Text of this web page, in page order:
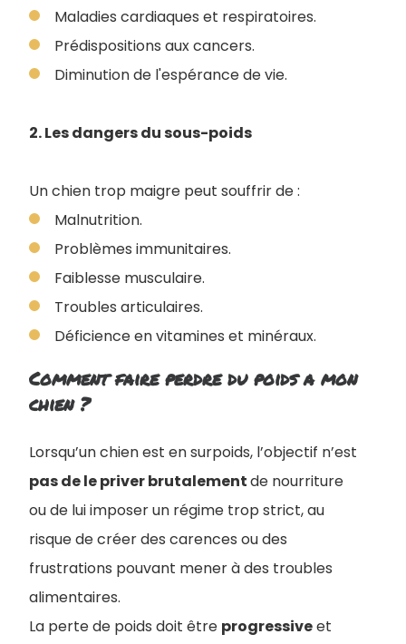
Maladies cardiaques et respiratoires.
Prédispositions aux cancers.
Diminution de l'espérance de vie.
2. Les dangers du sous-poids
Un chien trop maigre peut souffrir de :
Malnutrition.
Problèmes immunitaires.
Faiblesse musculaire.
Troubles articulaires.
Déficience en vitamines et minéraux.
Comment faire perdre du poids a mon
chien ?
Lorsqu’un chien est en surpoids, l’objectif n’est
pas de le priver brutalementde nourriture
ou de lui imposer un régime trop strict, au
risque de créer des carences ou des
frustrations pouvant mener à des troubles
alimentaires.
La perte de poids doit être progressiveet